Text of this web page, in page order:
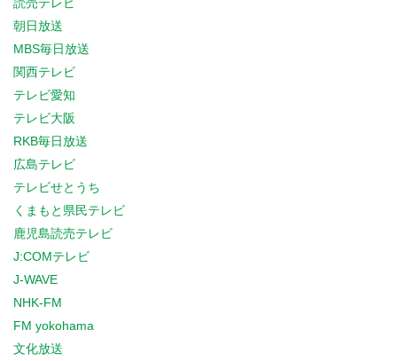
朝日放送
MBS毎日放送
関西テレビ
テレビ愛知
テレビ大阪
RKB毎日放送
広島テレビ
テレビせとうち
くまもと県民テレビ
鹿児島読売テレビ
J:COMテレビ
J-WAVE
NHK-FM
FM yokohama
文化放送